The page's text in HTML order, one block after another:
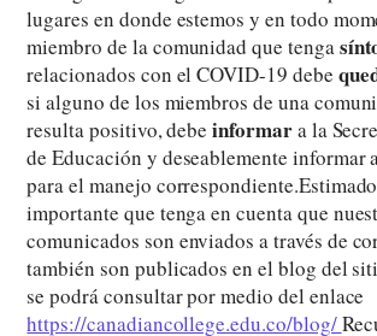
lugares en donde estemos y en todo
miembro de la comunidad que tenga
relacionados con el COVID-19 debe
si alguno de los miembros de una
resulta positivo, debeinformara la
de Educación y deseablemente informar
para el manejo
importante que tenga en cuenta que
comunicados son enviados a través de
también son publicados en el blog del
se podrá consultar por medio del enlace
https://canadiancollege.edu.co/blog/